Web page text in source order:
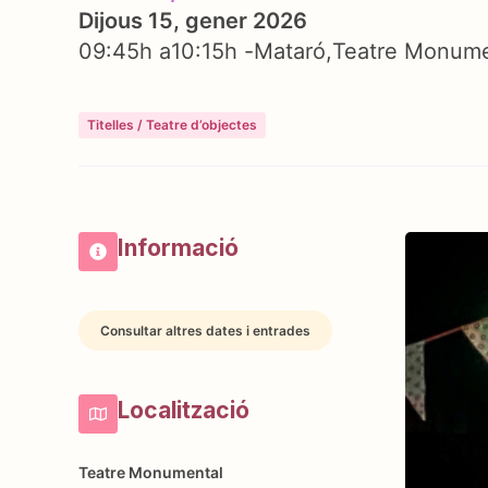
Dijous 15, gener 2026
09:45h a10:15h -Mataró Teatre
Titelles / Teatre d’objectes
Informació
Consultar altres dates i entrades
Localització
Teatre Monumental